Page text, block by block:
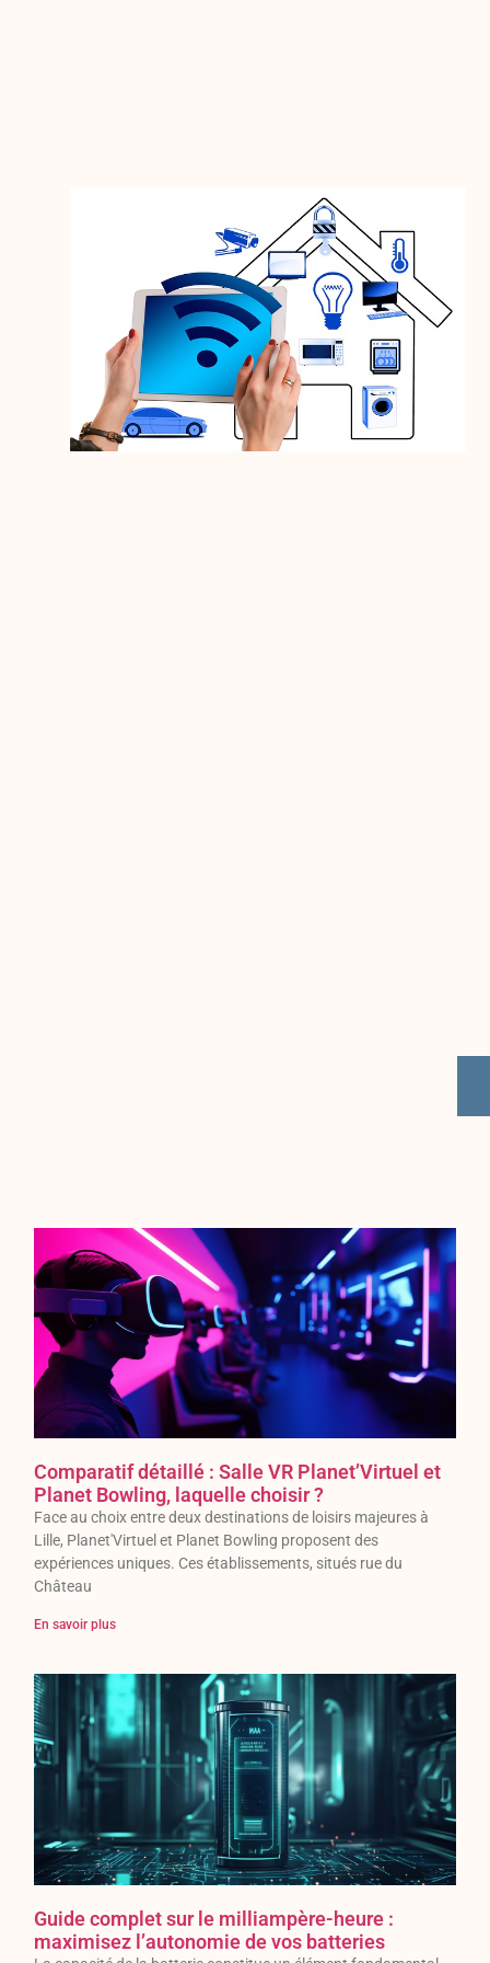
Comparatif détaillé : Salle VR Planet’Virtuel et
Planet Bowling, laquelle choisir ?
Face au choix entre deux destinations de loisirs majeures à
Lille, Planet'Virtuel et Planet Bowling proposent des
expériences uniques. Ces établissements, situés rue du
Château
En savoir plus
Guide complet sur le milliampère-heure :
maximisez l’autonomie de vos batteries